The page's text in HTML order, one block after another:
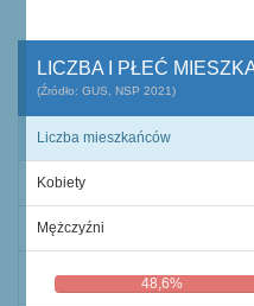
LICZBA I PŁEĆ
(Źródło: GUS, NSP 2021)
Liczba mieszkańców
Kobiety
Mężczyźni
48,6%